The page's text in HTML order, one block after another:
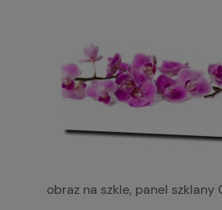
obraz na szkle, panel szklany